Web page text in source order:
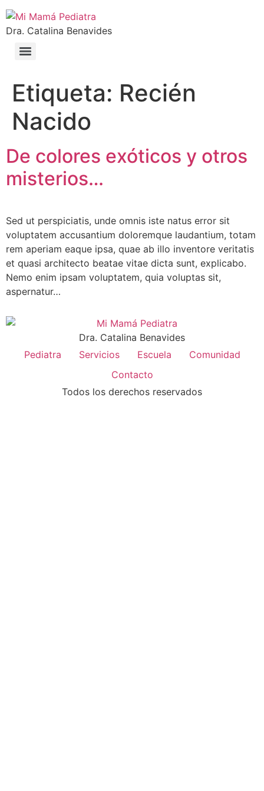
Dra. Catalina Benavides
Etiqueta: Recién
Nacido
De colores exóticos y otros
misterios…
Sed ut perspiciatis, unde omnis iste natus error sit
voluptatem accusantium doloremque laudantium, totam
rem aperiam eaque ipsa, quae ab illo inventore veritatis
et quasi architecto beatae vitae dicta sunt, explicabo.
Nemo enim ipsam voluptatem, quia voluptas sit,
aspernatur…
Dra. Catalina Benavides
Pediatra
Servicios Escuela
Comunidad
Contacto
Todos los derechos reservados